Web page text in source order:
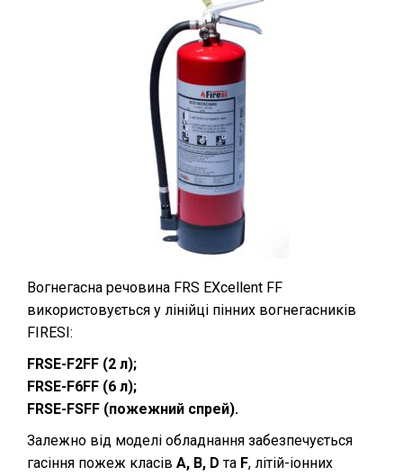
Вогнегасна речовина FRS EXcellent FF
використовується у лінійці пінних вогнегасників
FIRESI:
FRSE-F2FF (2 л);
FRSE-F6FF (6 л);
FRSE-FSFF (пожежний спрей).
Залежно від моделі обладнання забезпечується
гасіння пожеж класів А, В, D та F, літій-іонних